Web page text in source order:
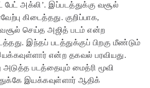
பேட் அக்லி’. இப்படத்துக்கு வசூல்
கிடைத்தது. குறிப்பாக,
செய்த அஜித் படம் என்ற
இந்தப் படத்துக்குப் பிறகு மீண்டும்
என்ற தகவல் பரவியது.
படத்தையும் மைத்ரி மூவி
இயக்கவுள்ளார் ஆதிக்